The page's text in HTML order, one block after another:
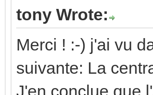
tony Wrote:
Merci ! :-) j'ai vu
suivante: La
J'en conclue que